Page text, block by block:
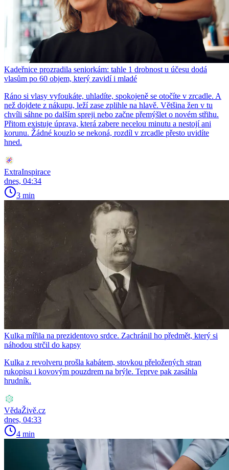
Kadeřnice prozradila seniorkám: tahle 1 drobnost u účesu dodá
vlasům po 60 objem, který zavidí i mladé
Ráno si vlasy vyfoukáte, uhladíte, spokojeně se otočíte v zrcadle. A
než dojdete z nákupu, leží zase zplihle na hlavě. Většina žen v tu
chvíli sáhne po dalším spreji nebo začne přemýšlet o novém střihu.
Přitom existuje úprava, která zabere necelou minutu a nestojí ani
korunu. Žádné kouzlo se nekoná, rozdíl v zrcadle přesto uvidíte
hned.
ExtraInspirace
dnes, 04:34
3 min
Kulka mířila na prezidentovo srdce. Zachránil ho předmět, který si
náhodou strčil do kapsy
Kulka z revolveru prošla kabátem, stovkou přeložených stran
rukopisu i kovovým pouzdrem na brýle. Teprve pak zasáhla
hrudník.
VědaŽivě.cz
dnes, 04:33
4 min